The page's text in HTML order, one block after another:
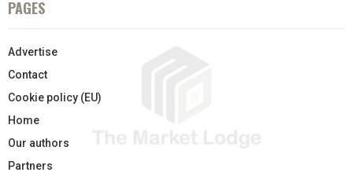
E
PAGES
Advertise
Contact
Cookie policy (EU)
Home
Our authors
Partners